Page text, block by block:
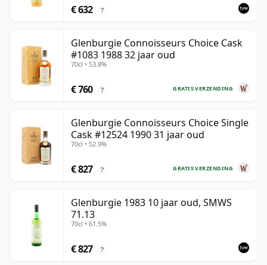
€ 632 ?
Glenburgie Connoisseurs Choice Cask
#1083 1988 32 jaar oud
70cl • 53.8%
GRATIS VERZENDING
€ 760 ?
Glenburgie Connoisseurs Choice Single
Cask #12524 1990 31 jaar oud
70cl • 52.9%
GRATIS VERZENDING
€ 827 ?
Glenburgie 1983 10 jaar oud, SMWS
71.13
70cl • 61.5%
€ 827 ?